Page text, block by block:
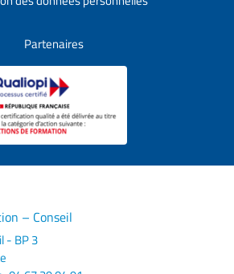
Partenaires
– Conseil
- BP 3